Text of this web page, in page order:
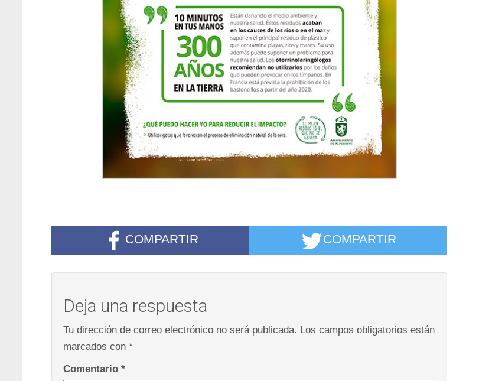
COMPARTIR COMPARTIR
Deja una respuesta
Tu dirección de correo electrónico no será publicada. Los campos obligatorios están
marcados con *
Comentario *